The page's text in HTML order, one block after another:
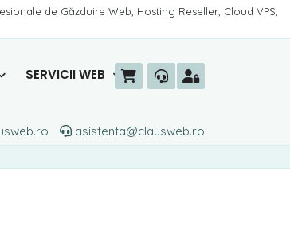
de Găzduire Web, Hosting Reseller, Cloud VPS,
SERVICII WEB
asistenta@clausweb.ro